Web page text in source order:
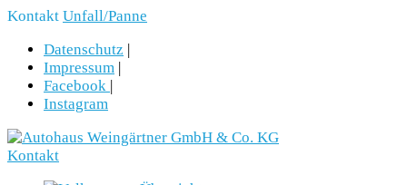
Kontakt Unfall/Panne
Datenschutz |
Impressum |
Facebook |
Instagram
Kontakt